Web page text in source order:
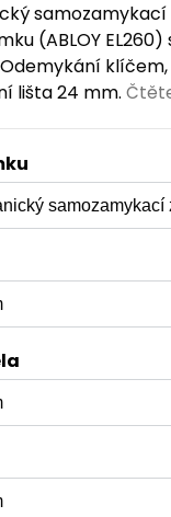
samozamykací
(ABLOY
klíčem,
lišta 24 mm.